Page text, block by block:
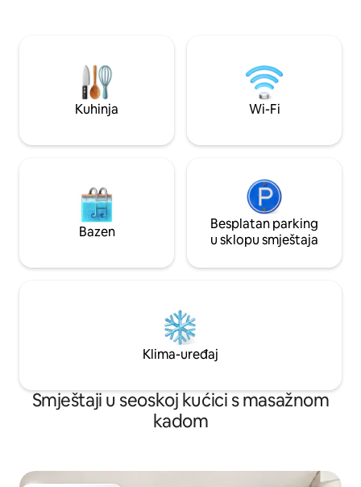
za opuštanje.Imamo i prekrasnu
privatnu hidromasažnu kadu od
dizajnirane
namještaja, a
privlačan doživljaj.
Kuhinja Wi-Fi
Bazen
Besplatan parking
u sklopu smještaja
Klima-uređaj
Smještaji u seoskoj kućici s masažnom
kadom